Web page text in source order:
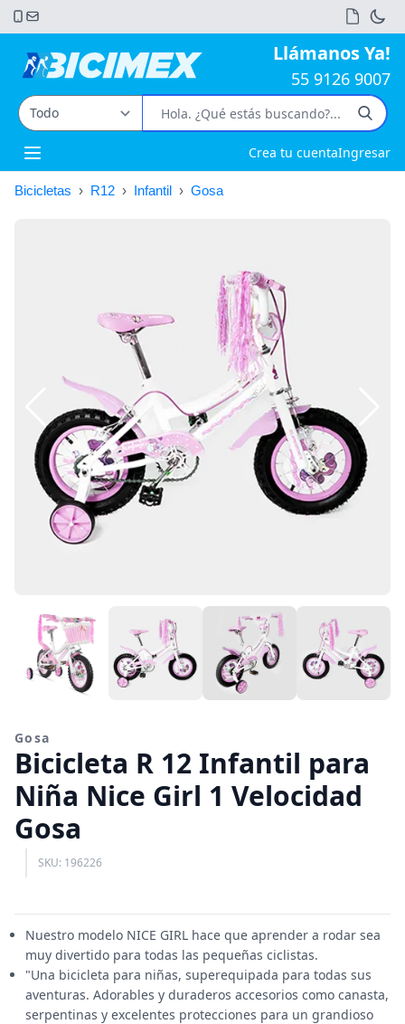
Llámanos Ya!
55 9126 9007
Open main menu Crea tu cuentaIngresar
Bicicletas › R12 › Infantil › Gosa
Gosa
Bicicleta R 12 Infantil para
Niña Nice Girl 1 Velocidad
Gosa
SKU: 196226
Nuestro modelo NICE GIRL hace que aprender a rodar sea
muy divertido para todas las pequeñas ciclistas.
"Una bicicleta para niñas, superequipada para todas sus
aventuras. Adorables y duraderos accesorios como canasta,
serpentinas y excelentes protecciones para un grandioso